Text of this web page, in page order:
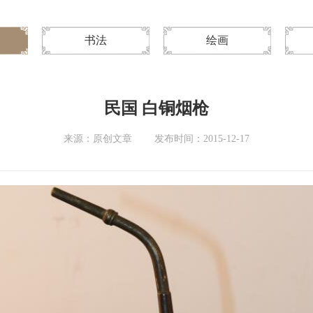
书法 绘画
民国 白铜烟枪
来源：原创文章 发布时间：2015-12-17